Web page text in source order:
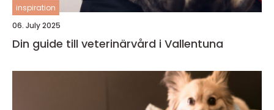
inspiration
06. July 2025
Din guide till veterinärvård i Vallentuna